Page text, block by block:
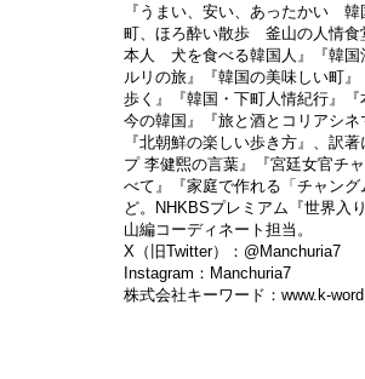
『うまい、安い、あったかい
町、ほろ酔い散歩 釜山の人情食
本人 犬を食べる韓国人』『韓国
ルリの旅』『韓国の美味しい町
歩く』『韓国・下町人情紀行』
今の韓国』『旅と酒とコリアシネ
『北朝鮮の楽しい歩き方』、訳
プ 李健煕の言葉』『宮廷女官チ
べて』『家庭で作れる「チャン
ど。NHKBSプレミアム『世界入
山編コーディネート担当。
X（旧Twitter）： @Manchuria7
Instagram： Manchuria7
株式会社キーワード： www.k-